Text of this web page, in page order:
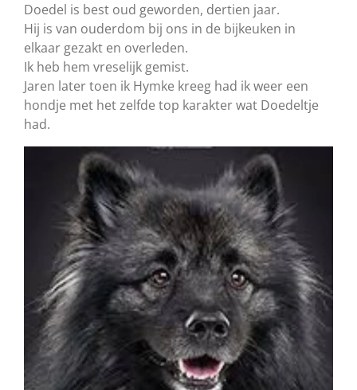
Doedel is best oud geworden, dertien jaar.
Hij is van ouderdom bij ons in de bijkeuken in
elkaar gezakt en overleden.
Ik heb hem vreselijk gemist.
Jaren later toen ik Hymke kreeg had ik weer een
hondje met het zelfde top karakter wat Doedeltje
had.